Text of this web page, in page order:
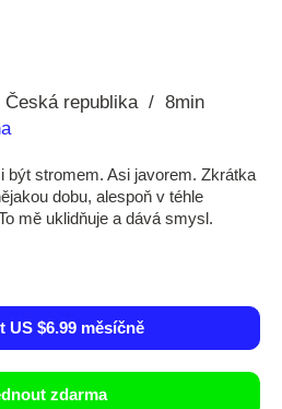
Česká republika
8min
být stromem. Asi javorem. Zkrátka
dobu, alespoň v téhle
mě uklidňuje a dává smysl.
US $6.99 měsíčně
zdarma